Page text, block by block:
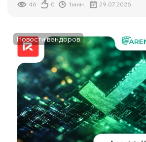
46 0 1 мин. 29.07.2026
Новости вендоров